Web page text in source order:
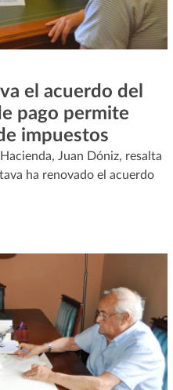
el acuerdo del
pago permite
impuestos
Juan Dóniz, resalta
ha renovado el acuerdo